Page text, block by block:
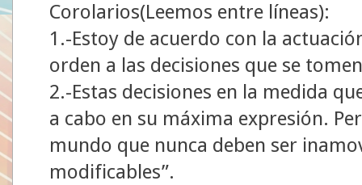
Corolarios(Leemos entre líneas):
1.-Estoy de acuerdo con la
orden a las decisiones que se
2.-Estas decisiones en la medida
a cabo en su máxima expresión.
mundo que nunca deben ser
modificables”.